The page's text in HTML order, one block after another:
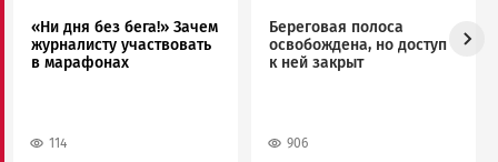
«Ни дня без бега!» Зачем
журналисту участвовать
в марафонах
114
Береговая полоса
освобождена, но доступ
к ней закрыт
906